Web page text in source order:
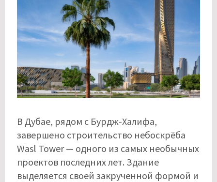
В Дубае, рядом с Бурдж-Халифа,
завершено строительство небоскрёба
Wasl Tower — одного из самых необычных
проектов последних лет. Здание
выделяется своей закрученной формой и